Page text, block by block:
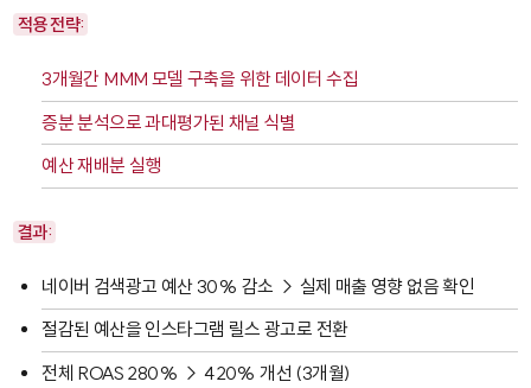
적용 전략:
3개월간 MMM 모델 구축을 위한 데이터 수집
증분 분석으로 과대평가된 채널 식별
예산 재배분 실행
결과:
네이버 검색광고 예산 30% 감소 → 실제 매출 영향 없음 확인
절감된 예산을 인스타그램 릴스 광고로 전환
전체 ROAS 280% → 420% 개선 (3개월)